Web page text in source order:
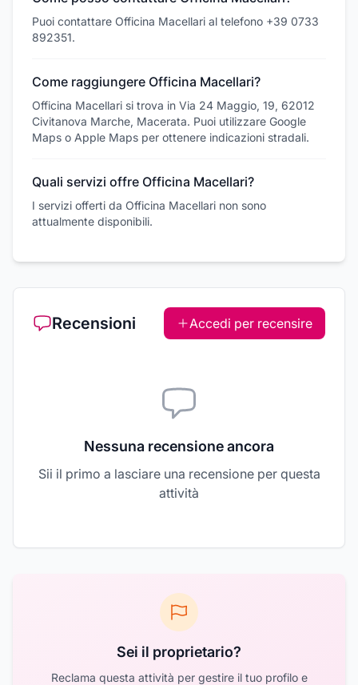
Puoi contattare Officina Macellari al telefono +39 0733
892351.
Come raggiungere Officina Macellari?
Officina Macellari si trova in Via 24 Maggio, 19, 62012
Civitanova Marche, Macerata. Puoi utilizzare Google
Maps o Apple Maps per ottenere indicazioni stradali.
Quali servizi offre Officina Macellari?
I servizi offerti da Officina Macellari non sono
attualmente disponibili.
Recensioni Accedi per recensire
Nessuna recensione ancora
Sii il primo a lasciare una recensione per questa
attività
Sei il proprietario?
Reclama questa attività per gestire il tuo profilo e